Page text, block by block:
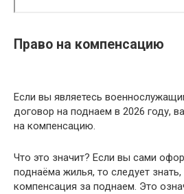
Право на компенсацию
Если вы являетесь
договор на поднаем в 2026 году,
на компенсацию.
Что это значит? Если вы сами
поднаёма жилья, то следует знать,
компенсация за поднаем. Это